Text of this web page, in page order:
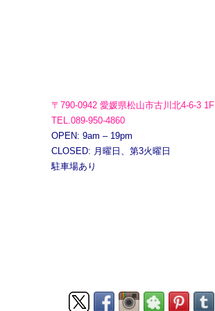
〒790-0942 愛媛県松山市古川北4-6-3 1F
TEL.089-950-4860
OPEN: 9am – 19pm
CLOSED: 月曜日、第3火曜日
駐車場あり